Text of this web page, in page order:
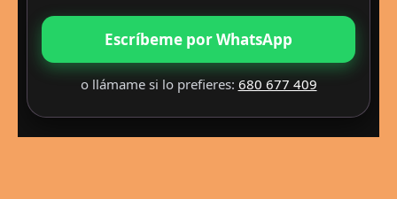
Escríbeme por WhatsApp
o llámame si lo prefieres: 680 677 409